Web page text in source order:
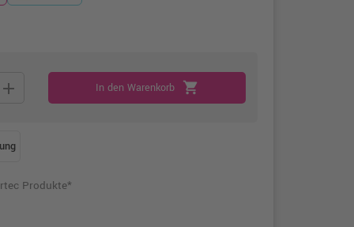
add In den Warenkorb shopping_cart
Produkte*